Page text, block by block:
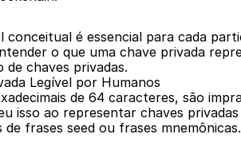
conceitual é essencial para cada
o que uma chave privada
chaves privadas.
Legível por Humanos
de 64 caracteres, são
isso ao representar chaves
frases seed ou frases mnemônicas.